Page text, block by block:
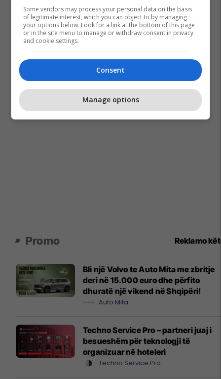
Promo Reklamo
Bli një Volvo te Auto Mita me zbritje
deri në 15.000 euro dhe përfito
dhuratë një vikend në Shqipëri!
Auto Mita
Techno Service Pro – partneri juaj i
besueshëm për teknologji të
organizuar në hoteleri
Techno Service Pro
Some vendors may process your personal data on the basis
of legitimate interest, which you can object to by managing
your options below. Look for a link at the bottom of this page
or in the site menu to manage or withdraw consent in privacy
and cookie settings.
Consent
Manage options